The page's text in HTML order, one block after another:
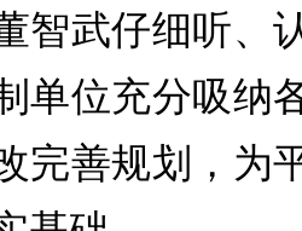
武仔细听、认
单位充分吸纳
完善规划，为